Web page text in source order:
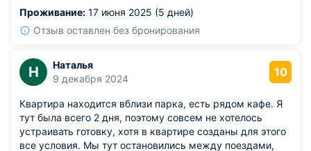
нагромождений.
Из недостатков: гладильная доска оказалась чуть
Проживание: 17 июня 2025 (5 дней)
Отзыв оставлен без бронирования
Н
Наталья
9 декабря 2024
10
Квартира находится вблизи парка, есть рядом кафе. Я
тут была всего 2 дня, поэтому совсем не хотелось
устраивать готовку, хотя в квартире созданы для этого
все условия. Мы тут остановились между поездами,